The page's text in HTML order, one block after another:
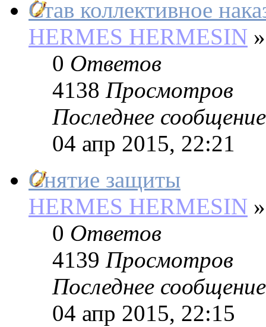
Став коллективное
HERMES HERMESIN »
0 Ответов
4138 Просмотров
Последнее сообщение
04 апр 2015, 22:21
Снятие защиты
HERMES HERMESIN »
0 Ответов
4139 Просмотров
Последнее сообщение
04 апр 2015, 22:15